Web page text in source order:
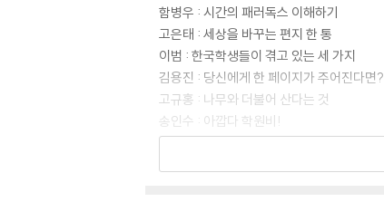
함병우 : 시간의 패러독스 이해하기
고은태 : 세상을 바꾸는 편지 한 통
이범 : 한국학생들이 겪고 있는 세 가지
김용진 : 당신에게 한 페이지가 주어진다면?
고규홍 : 나무와 더불어 산다는 것
송인수 : 아깝다 학원비!
한명수 : 말랑말랑 라이프